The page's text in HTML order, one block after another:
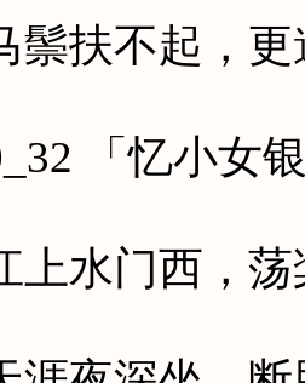
扶不起，更
「忆小女
水门西，荡